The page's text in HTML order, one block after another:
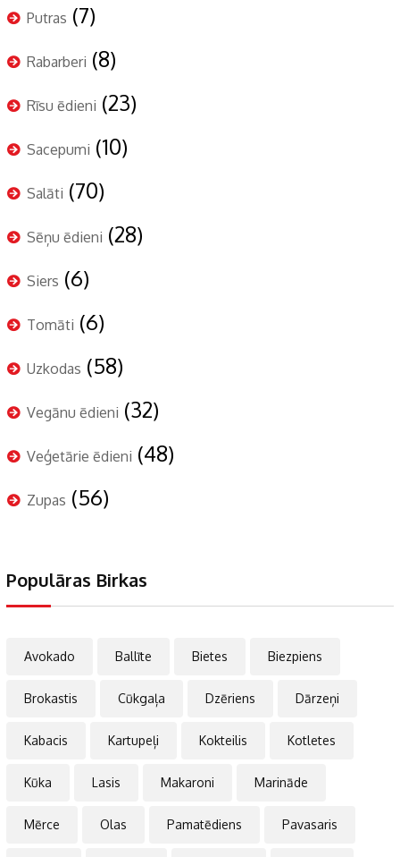
Putras (7)
Rabarberi (8)
Rīsu ēdieni (23)
Sacepumi (10)
Salāti (70)
Sēņu ēdieni (28)
Siers (6)
Tomāti (6)
Uzkodas (58)
Vegānu ēdieni (32)
Veģetārie ēdieni (48)
Zupas (56)
Populāras Birkas
Avokado Ballīte Bietes Biezpiens
Brokastis Cūkgaļa Dzēriens Dārzeņi
Kabacis Kartupeļi Kokteilis Kotletes
Kūka Lasis Makaroni Marināde
Mērce Olas Pamatēdiens Pavasaris